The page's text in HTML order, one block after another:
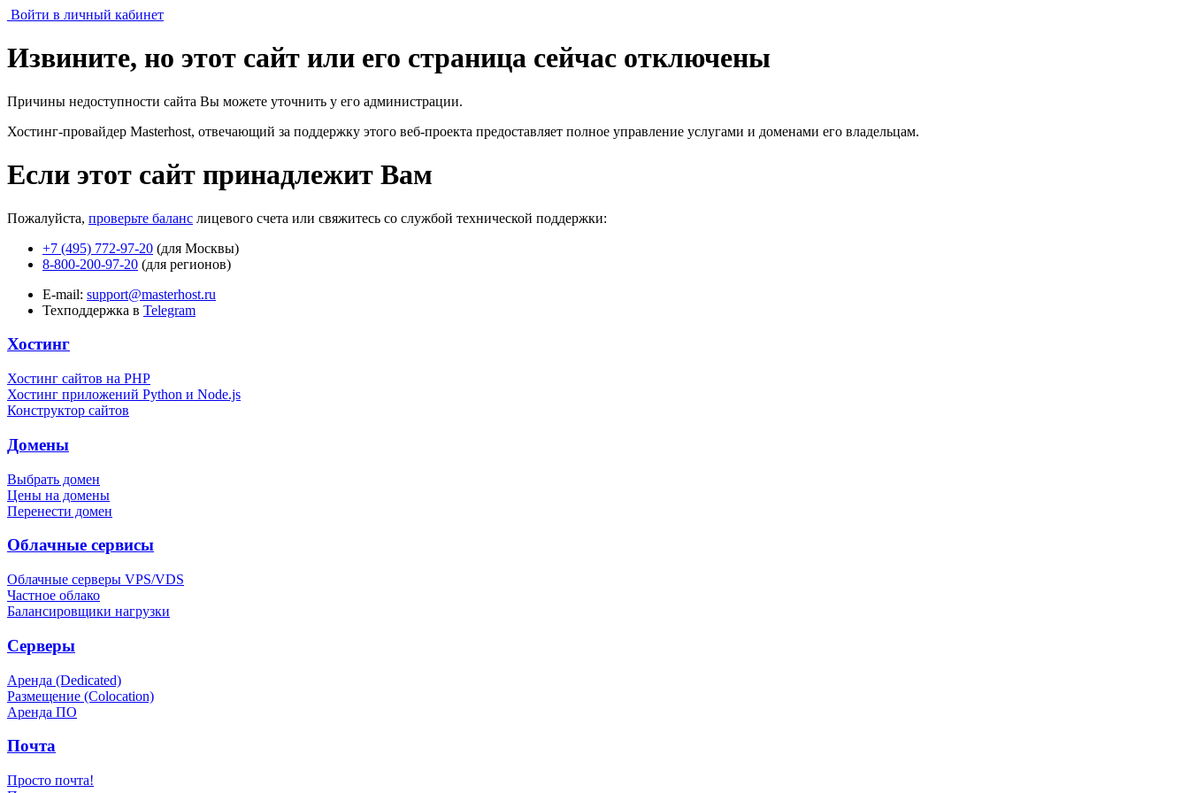
Войти в личный кабинет
Извините, но этот сайт или его страница сейчас отключены
Причины недоступности сайта Вы можете уточнить у его администрации.
Хостинг-провайдер Masterhost, отвечающий за поддержку этого веб-проекта предоставляет полное управление услугами и доменами его владельцам.
Если этот сайт принадлежит Вам
Пожалуйста, проверьте баланс лицевого счета или свяжитесь со службой технической поддержки:
+7 (495) 772-97-20 (для Москвы)
8-800-200-97-20 (для регионов)
E-mail: support@masterhost.ru
Техподдержка в Telegram
Хостинг
Хостинг сайтов на PHP
Хостинг приложений Python и Node.js
Конструктор сайтов
Домены
Выбрать домен
Цены на домены
Перенести домен
Облачные сервисы
Облачные серверы VPS/VDS
Частное облако
Балансировщики нагрузки
Серверы
Аренда (Dedicated)
Размещение (Colocation)
Аренда ПО
Почта
Просто почта!